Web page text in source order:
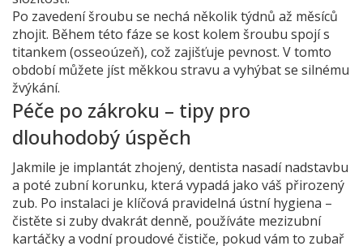
Po zavedení šroubu se nechá několik týdnů až měsíců
zhojit. Během této fáze se kost kolem šroubu spojí s
titankem (osseoúzeň), což zajišťuje pevnost. V tomto
období můžete jíst měkkou stravu a vyhýbat se silnému
žvýkání.
Péče po zákroku – tipy pro
dlouhodobý úspěch
Jakmile je implantát zhojený, dentista nasadí nadstavbu
a poté zubní korunku, která vypadá jako váš přirozený
zub. Po instalaci je klíčová pravidelná ústní hygiena –
čistěte si zuby dvakrát denně, používáte mezizubní
kartáčky a vodní proudové čističe, pokud vám to zubař